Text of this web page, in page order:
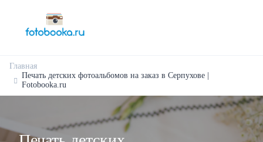
Главная
Печать детских фотоальбомов на заказ в Серпухове |
Fotobooka.ru